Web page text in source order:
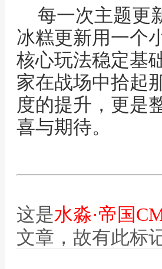
每一次主题更
冰糕更新用一个
核心玩法稳定基
家在战场中拾起
度的提升，更是
喜与期待。
这是水淼·帝国
文章，故有此标